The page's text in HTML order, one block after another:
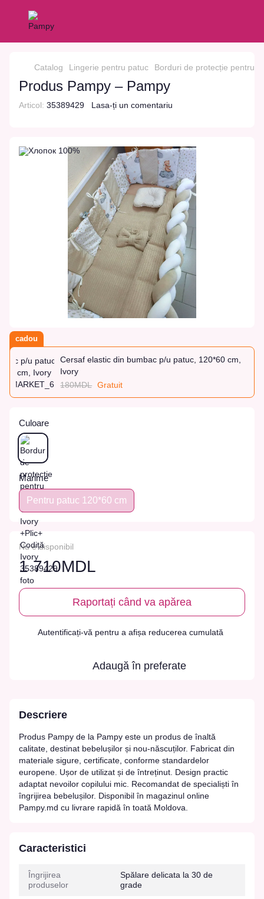
Catalog Lingerie pentru patuc Borduri de protecție pentru
Produs Pampy – Pampy
Articol: 35389429 Lasa-ți un comentariu
cadou
Cersaf elastic din bumbac p/u patuc, 120*60 cm,
Ivory
180MDL Gratuit
Culoare
Marime
Pentru patuc 120*60 cm
Nu e disponibil
1 710MDL
Raportați când va apărea
Autentificați-vă pentru a afișa reducerea cumulată
Adaugă în preferate
Descriere
Produs Pampy de la Pampy este un produs de înaltă
calitate, destinat bebelușilor și nou-născuților. Fabricat din
materiale sigure, certificate, conforme standardelor
europene. Ușor de utilizat și de întreținut. Design practic
adaptat nevoilor copilului mic. Recomandat de specialiști în
îngrijirea bebelușilor. Disponibil în magazinul online
Pampy.md cu livrare rapidă în toată Moldova.
Caracteristici
Îngrijirea
produselor
Spălare delicata la 30 de
grade